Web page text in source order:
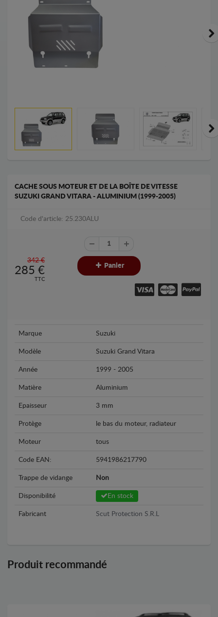
CACHE SOUS MOTEUR ET DE LA BOÎTE DE VITESSE
SUZUKI GRAND VITARA - ALUMINIUM (1999-2005)
Code d'article: 25.230ALU
342 €
285 €
TTC
Panier
Marque Suzuki
Modèle Suzuki Grand Vitara
Année 1999 - 2005
Matière Aluminium
Epaisseur 3 mm
Protège le bas du moteur, radiateur
Moteur tous
Code EAN: 5941986217790
Trappe de vidange Non
Disponibilité En stock
Fabricant Scut Protection S.R.L
Produit recommandé